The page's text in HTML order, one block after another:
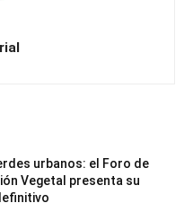
urbanos: el Foro de
Vegetal presenta su